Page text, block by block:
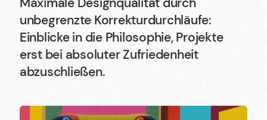
Deutsch Karriere Newsletter
unbegrenzte Korrekturdurchläufe:
Einblicke in die Philosophie, Projekte
erst bei absoluter Zufriedenheit
abzuschließen.